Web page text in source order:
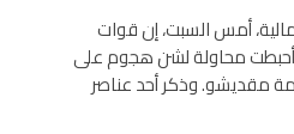
أمس السبت، إن قوات
وأحبطت محاولة لشن هجوم على
مقديشو. وذكر أحد عناصر